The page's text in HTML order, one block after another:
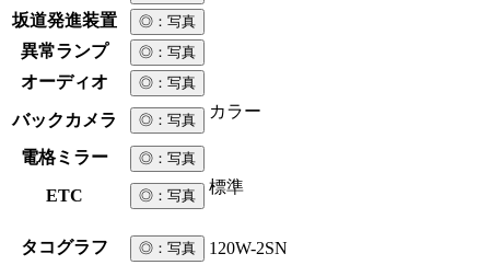
坂道発進装置 ◎ ：写真
異常ランプ ◎ ：写真
オーディオ ◎ ：写真
バックカメラ ◎ ：写真 カラー
電格ミラー ◎ ：写真
ETC ◎ ：写真 標準
タコグラフ ◎ ：写真 120W-2SN